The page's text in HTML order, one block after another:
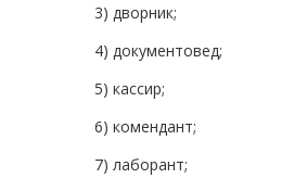
3) дворник;
4) документовед;
5) кассир;
6) комендант;
7) лаборант;